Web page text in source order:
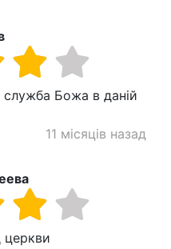
служба Божа в даній
11 місяців назад
церкви